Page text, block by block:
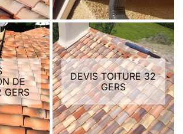
DE
GERS
DEVIS TOITURE 32
GERS